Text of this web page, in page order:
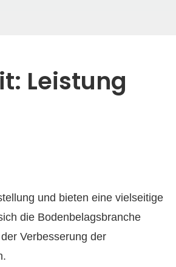
Leistung
und bieten eine vielseitige
die Bodenbelagsbranche
Verbesserung der